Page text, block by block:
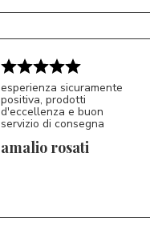
esperienza sicuramente
positiva, prodotti
d'eccellenza e buon
servizio di consegna
amalio rosati